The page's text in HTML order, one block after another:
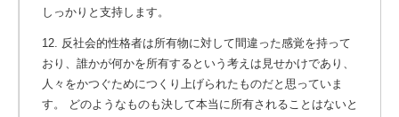
しっかりと支持します。
12. 反社会的性格者は所有物に対して間違った感覚を持って
おり、誰かが何かを所有するという考えは見せかけであり、
人々をかつぐためにつくり上げられたものだと思っていま
す。 どのようなものも決して本当に所有されることはないと